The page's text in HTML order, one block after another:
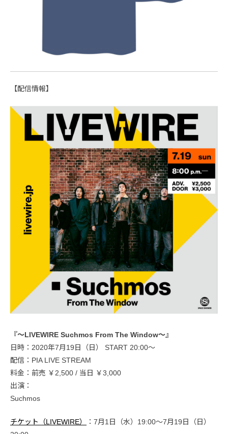
【配信情報】
『～LIVEWIRE Suchmos From The Window～』
日時：2020年7月19日（日） START 20:00〜
配信：PIA LIVE STREAM
料金：前売 ￥2,500 / 当日 ￥3,000
出演：
Suchmos
チケット（LIVEWIRE）
：7月1日（水）19:00～7月19日（日）